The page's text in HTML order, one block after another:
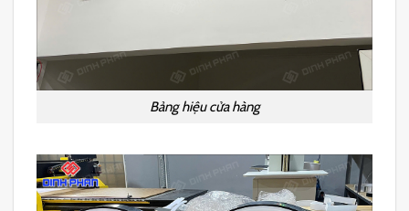
Bảng hiệu cửa hàng